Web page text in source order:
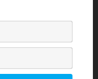
grazie agli
in materia, che
aziendale ha un
nel medio e nel